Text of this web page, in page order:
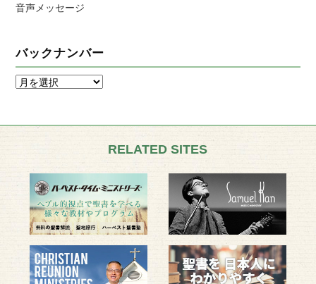
音声メッセージ
バックナンバー
RELATED SITES